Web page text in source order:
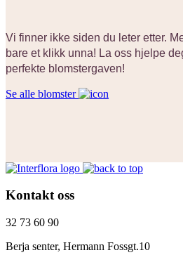
Vi finner ikke siden du leter etter.
bare et klikk unna! La oss hjelpe
perfekte blomstergaven!
Se alle blomster
Kontakt oss
32 73 60 90
Berja senter, Hermann Fossgt.10